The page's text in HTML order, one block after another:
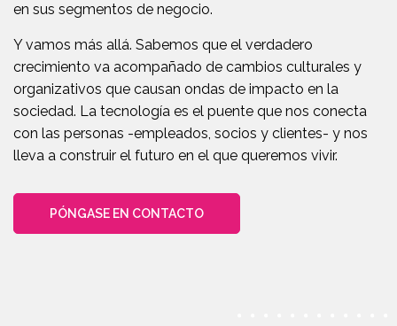
en sus segmentos de negocio.
Y vamos más allá. Sabemos que el verdadero
crecimiento va acompañado de cambios culturales y
organizativos que causan ondas de impacto en la
sociedad. La tecnología es el puente que nos conecta
con las personas -empleados, socios y clientes- y nos
lleva a construir el futuro en el que queremos vivir.
PÓNGASE EN CONTACTO